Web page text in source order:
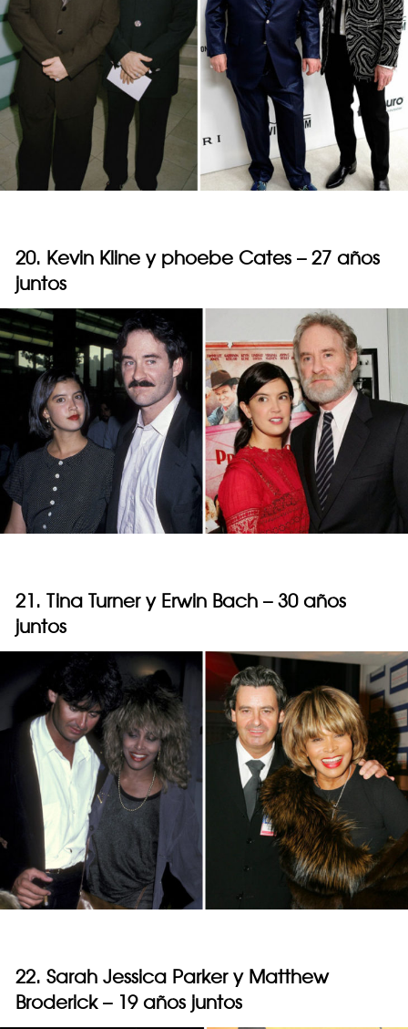
20. Kevin Kline y phoebe Cates – 27 años
juntos
21. Tina Turner y Erwin Bach – 30 años
juntos
22. Sarah Jessica Parker y Matthew
Broderick – 19 años juntos